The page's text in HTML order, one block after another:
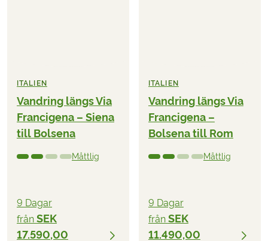
ITALIEN
Vandring längs Via
Francigena – Siena
till Bolsena
Måttlig
9 Dagar
från SEK
17.590,00
ITALIEN
Vandring längs Via
Francigena –
Bolsena till Rom
Måttlig
9 Dagar
från SEK
11.490,00